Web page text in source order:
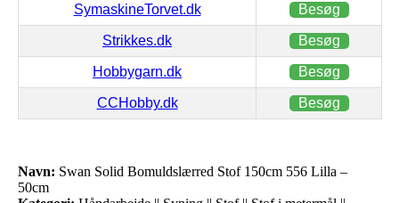
SymaskineTorvet.dk Besøg
Strikkes.dk Besøg
Hobbygarn.dk Besøg
CCHobby.dk Besøg
Navn: Swan Solid Bomuldslærred Stof 150cm 556 Lilla –
50cm